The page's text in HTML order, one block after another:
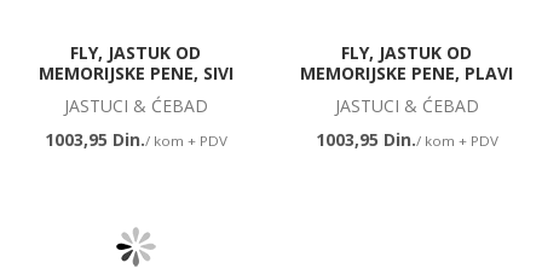
FLY, JASTUK OD
MEMORIJSKE PENE, SIVI
JASTUCI & ĆEBAD
1003,95 Din./ kom + PDV
FLY, JASTUK OD
MEMORIJSKE PENE, PLAVI
JASTUCI & ĆEBAD
1003,95 Din./ kom + PDV